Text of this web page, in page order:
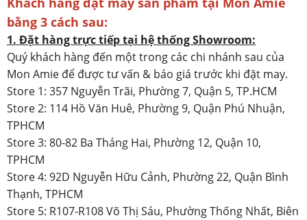
bằng 3 cách sau:
1. Đặt hàng trực tiếp tại hệ thống Showroom:
Quý khách hàng đến một trong các chi nhánh sau của
Mon Amie để được tư vấn & báo giá trước khi đặt may.
Store 1: 357 Nguyễn Trãi, Phường 7, Quận 5, TP.HCM
Store 2: 114 Hồ Văn Huê, Phường 9, Quận Phú Nhuận,
TPHCM
Store 3: 80-82 Ba Tháng Hai, Phường 12, Quận 10,
TPHCM
Store 4: 92D Nguyễn Hữu Cảnh, Phường 22, Quận Bình
Thạnh, TPHCM
Store 5: R107-R108 Võ Thị Sáu, Phường Thống Nhất, Biên